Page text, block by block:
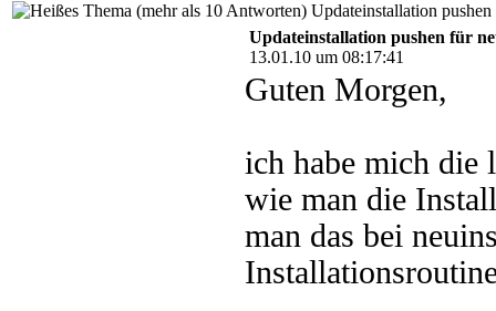
Updateinstallation
Updateinstallation pushen für
13.01.10 um 08:17:41
Guten Morgen,
ich habe mich die
wie man die
man das bei